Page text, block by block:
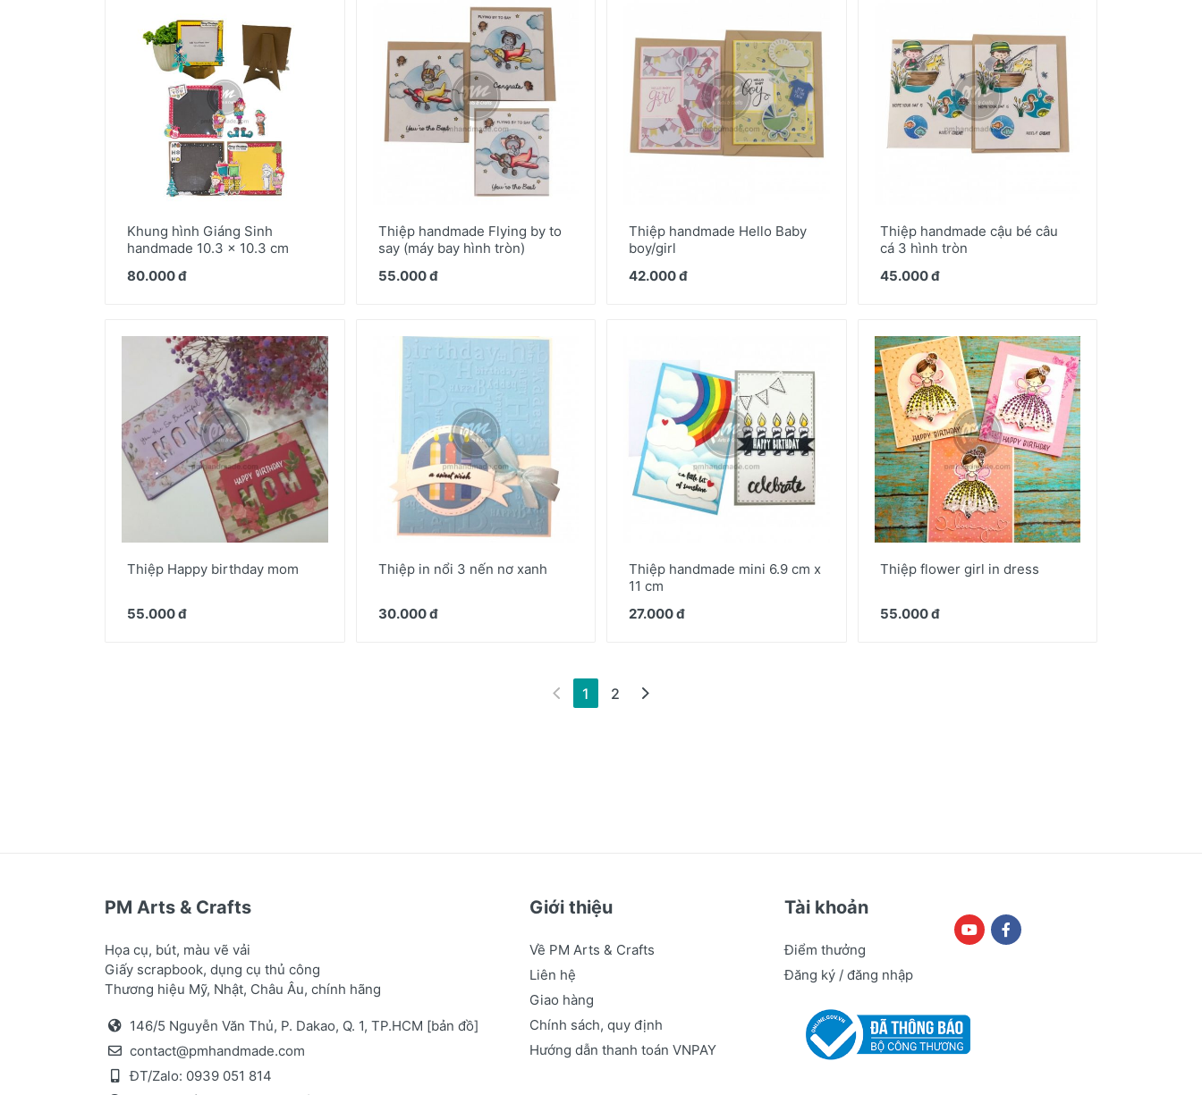
Khung hình Giáng Sinh
handmade 10.3 x 10.3 cm
80.000 đ
Thiệp handmade Flying by to
say (máy bay hình tròn)
55.000 đ
Thiệp handmade Hello Baby
boy/girl
42.000 đ
Thiệp handmade cậu bé câu
cá 3 hình tròn
45.000 đ
Thiệp Happy birthday mom
55.000 đ
Thiệp in nổi 3 nến nơ xanh
30.000 đ
Thiệp handmade mini 6.9 cm x
11 cm
27.000 đ
Thiệp flower girl in dress
55.000 đ
1 (hiện tại)
2
PM Arts & Crafts
Họa cụ, bút, màu vẽ vải
Giấy scrapbook, dụng cụ thủ công
Thương hiệu Mỹ, Nhật, Châu Âu, chính hãng
146/5 Nguyễn Văn Thủ, P. Dakao, Q. 1, TP.HCM [bản đồ]
contact@pmhandmade.com
ĐT/Zalo: 0939 051 814
Giới thiệu
Về PM Arts & Crafts
Liên hệ
Giao hàng
Chính sách, quy định
Hướng dẫn thanh toán VNPAY
Tài khoản
Điểm thưởng
Đăng ký / đăng nhập